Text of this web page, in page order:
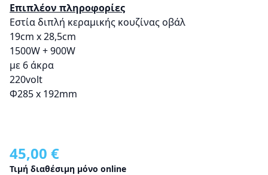
Επιπλέον πληροφορίες
Εστία διπλή κεραμικής κουζίνας οβάλ
19cm x 28,5cm
1500W + 900W
με 6 άκρα
220volt
Φ285 x 192mm
45,00 €
Τιμή διαθέσιμη μόνο online